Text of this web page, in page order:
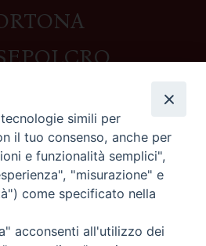
52100 Arezzo
simili per
il tuo consenso, anche per
e funzionalità semplici",
"misurazione" e
come specificato nella
acconsenti all'utilizzo dei